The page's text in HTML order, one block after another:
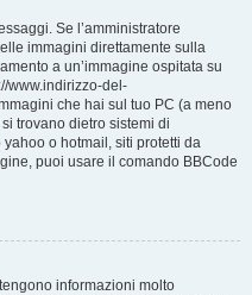
Se l’amministratore
immagini direttamente sulla
a un’immagine ospitata su
www.indirizzo-del-
che hai sul tuo PC (a meno
trovano dietro sistemi di
o hotmail, siti protetti da
puoi usare il comando BBCode
informazioni molto